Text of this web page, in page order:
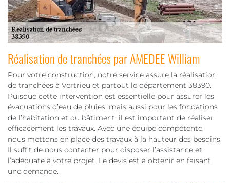
Réalisation de tranchées par AMEDEE William
Pour votre construction, notre service assure la réalisation
de tranchées à Vertrieu et partout le département 38390.
Puisque cette intervention est essentielle pour assurer les
évacuations d’eau de pluies, mais aussi pour les fondations
de l’habitation et du bâtiment, il est important de réaliser
efficacement les travaux. Avec une équipe compétente,
nous mettons en place des travaux à la hauteur des besoins.
Il suffit de nous contacter pour disposer l’assistance et
l’adéquate à votre projet. Le devis est à obtenir en faisant
une demande.